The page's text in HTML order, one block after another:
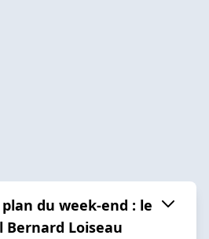
du week-end : le
Bernard Loiseau